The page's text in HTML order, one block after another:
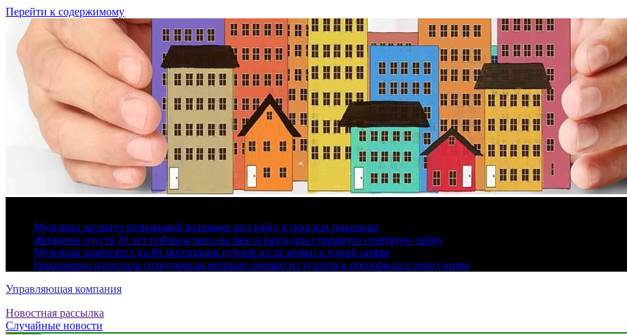
Перейти к содержимому
Мужчина заглянул незнакомой женщине под юбку в поисках покемона
Женщина спустя 20 лет поймала мать на лжи и разгадала страшную семейную тайну
Мужчина разбогател на 80 миллионов рублей из-за любви к одной цифре
Начальница разослала сотрудникам мерзкие снимки из туалета и опозорилась перед ними
Управляющая компания
Новостная рассылка
Случайные новости